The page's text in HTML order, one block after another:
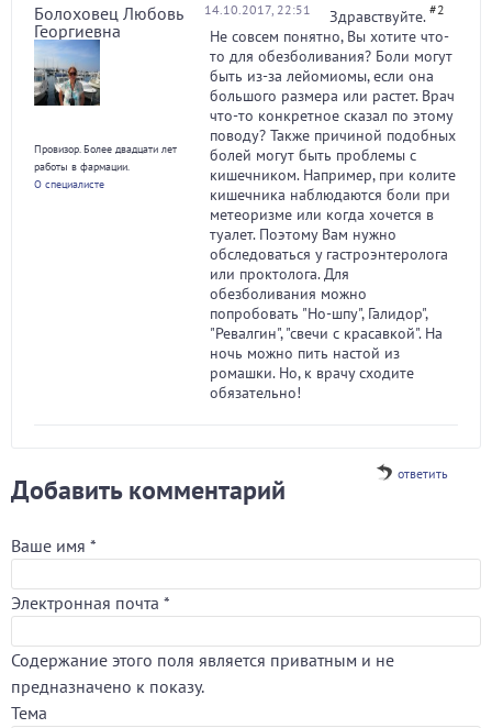
Болоховец Любовь
Георгиевна
Провизор. Более двадцати лет
работы в фармации.
О специалисте
14.10.2017, 22:51 #2
Здравствуйте.
Не совсем понятно, Вы хотите что-
то для обезболивания? Боли могут
быть из-за лейомиомы, если она
большого размера или растет. Врач
что-то конкретное сказал по этому
поводу? Также причиной подобных
болей могут быть проблемы с
кишечником. Например, при колите
кишечника наблюдаются боли при
метеоризме или когда хочется в
туалет. Поэтому Вам нужно
обследоваться у гастроэнтеролога
или проктолога. Для
обезболивания можно
попробовать "Но-шпу", Галидор",
"Ревалгин", "свечи с красавкой". На
ночь можно пить настой из
ромашки. Но, к врачу сходите
обязательно!
ответить
Добавить комментарий
Ваше имя *
Электронная почта *
Содержание этого поля является приватным и не
предназначено к показу.
Тема